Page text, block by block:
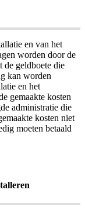
en van het
worden door de
de geldboete die
kan worden
en het
gemaakte kosten
administratie die
kosten niet
moeten betaald